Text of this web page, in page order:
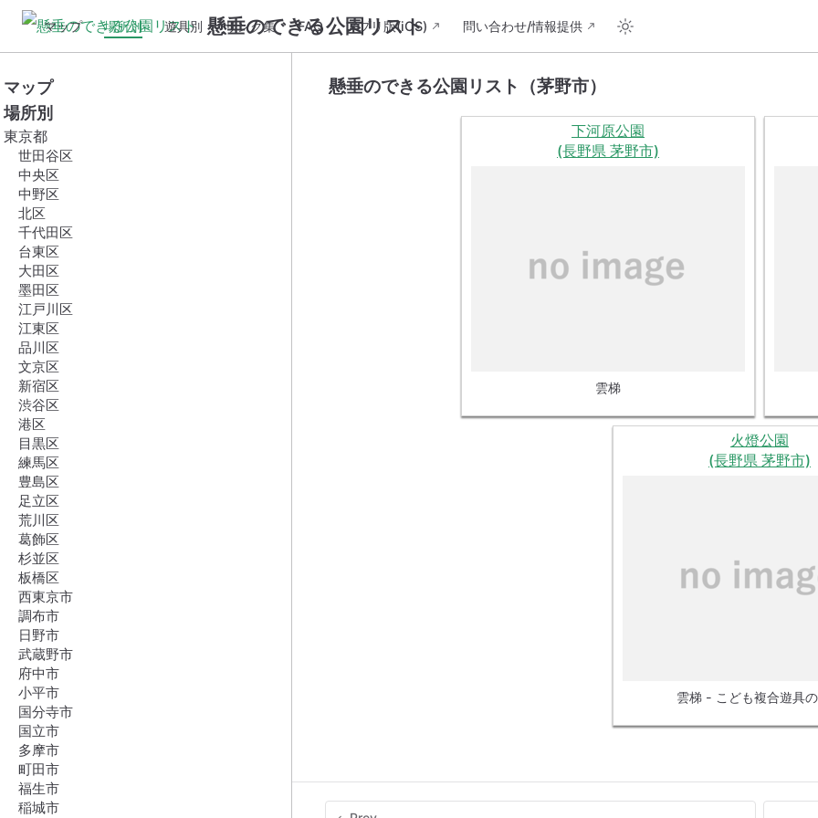
懸垂のできる公園リスト
マップ 場所別 遊具別 リンク集 FAQ アプリ版(iOS) 問い合わせ/情報提供
マップ
場所別
東京都
世田谷区
中央区
中野区
北区
千代田区
台東区
大田区
墨田区
江戸川区
江東区
品川区
文京区
新宿区
渋谷区
港区
目黒区
練馬区
豊島区
足立区
荒川区
葛飾区
杉並区
板橋区
西東京市
調布市
日野市
武蔵野市
府中市
小平市
国分寺市
国立市
多摩市
町田市
福生市
稲城市
懸垂のできる公園リスト（茅野市）
下河原公園
(長野県 茅野市)
雲梯
火燈公園
(長野県 茅野市)
雲梯 - こども複合遊具